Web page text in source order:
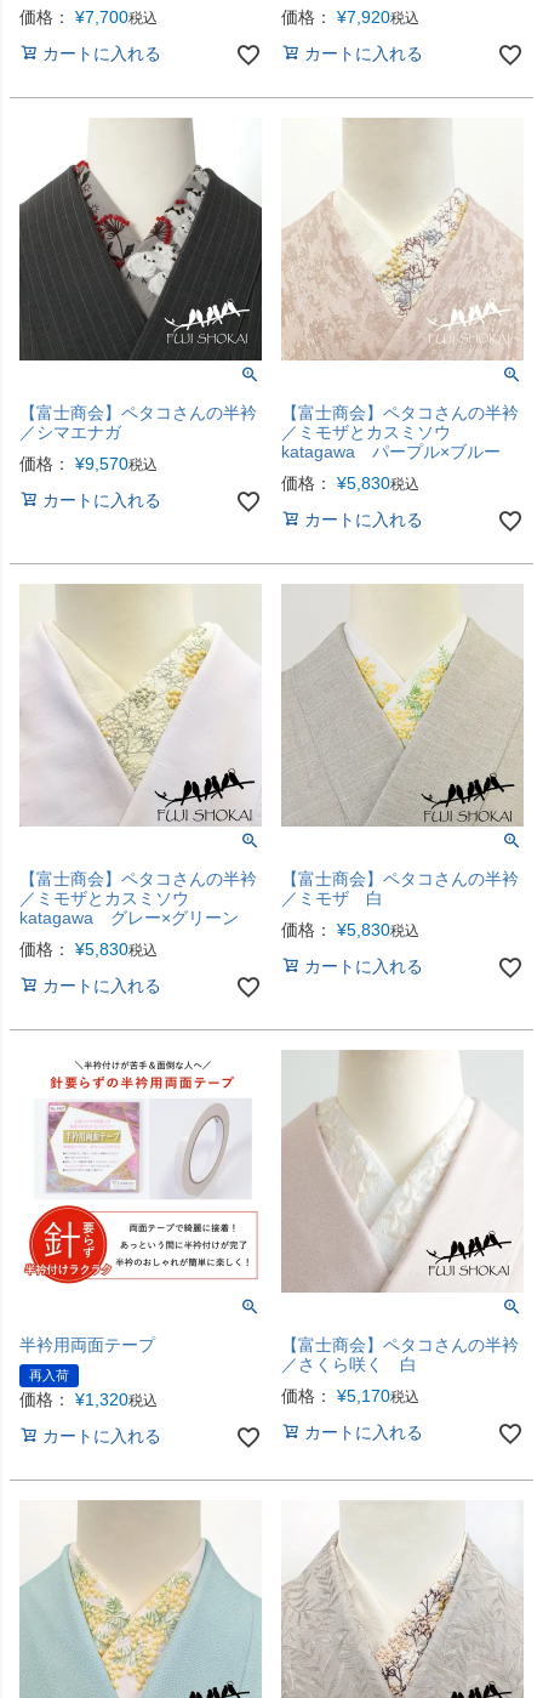
価格： ¥7,700税込
カートに入れる
価格： ¥7,920税込
カートに入れる
【富士商会】ペタコさんの半衿
／シマエナガ
価格：
¥9,570税込
カートに入れる
【富士商会】ペタコさんの半衿
／ミモザとカスミソウ
katagawa パープル×ブルー
価格：
¥5,830税込
カートに入れる
【富士商会】ペタコさんの半衿
／ミモザとカスミソウ
katagawa グレー×グリーン
価格：
¥5,830税込
カートに入れる
【富士商会】ペタコさんの半衿
／ミモザ 白
価格：
¥5,830税込
カートに入れる
半衿用両面テープ
再入荷
価格： ¥1,320税込
カートに入れる
【富士商会】ペタコさんの半衿
／さくら咲く 白
価格：
¥5,170税込
カートに入れる